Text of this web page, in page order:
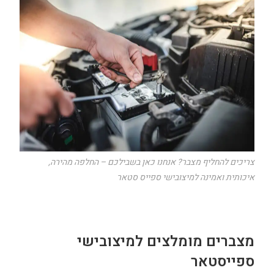
צריכים להחליף מצבר? אנחנו כאן בשבילכם – החלפה מהירה,
איכותית ואמינה למיצובישי ספייס סטאר
מצברים מומלצים למיצובישי
ספייסטאר